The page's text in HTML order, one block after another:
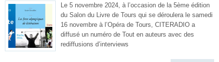
Le 5 novembre 2024, à l’occasion de la 5ème édition
du Salon du Livre de Tours qui se déroulera le samedi
16 novembre à l’Opéra de Tours, CITERADIO a
diffusé un numéro de Tout en auteurs avec des
rediffusions d’interviews